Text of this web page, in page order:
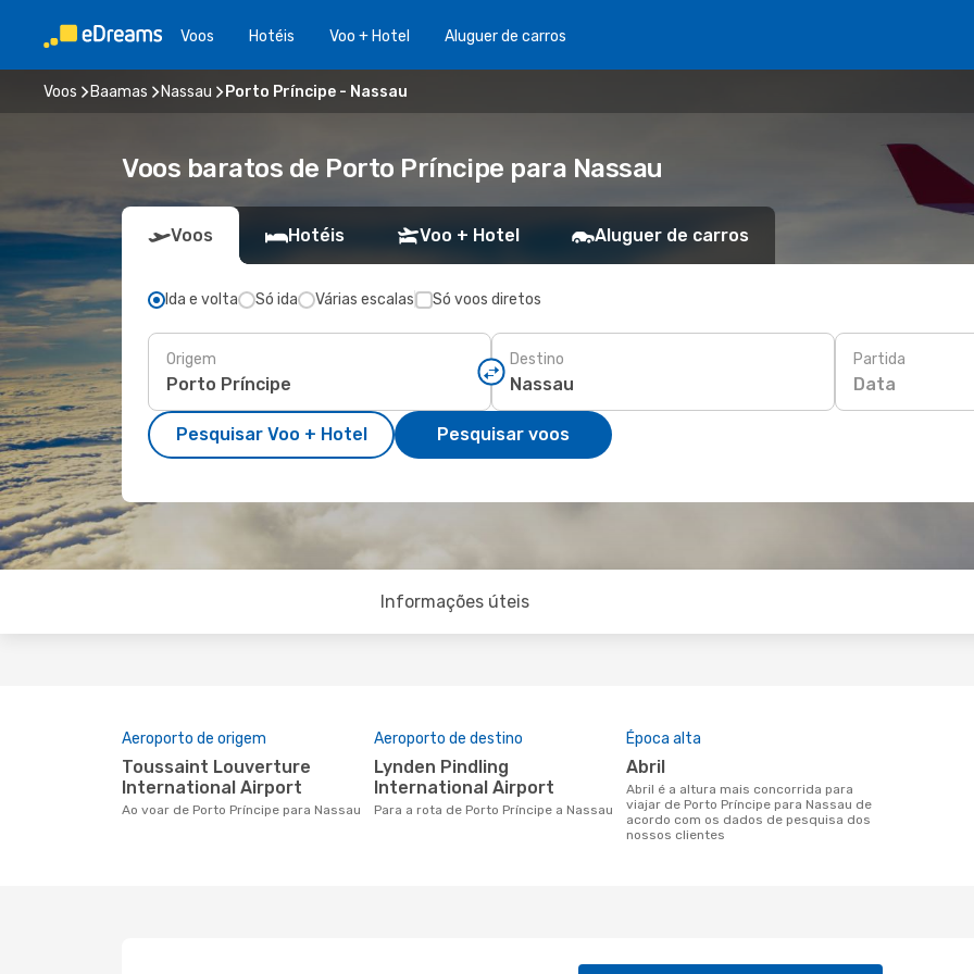
Voos Hotéis Voo + Hotel Aluguer de carros
Voos Baamas Nassau Porto Príncipe - Nassau
Voos baratos de Porto Príncipe para Nassau
Voos Hotéis Voo + Hotel Aluguer de carros
Ida e volta Só ida Várias escalas Só voos diretos
Origem Destino Partida
Data
Pesquisar Voo + Hotel Pesquisar voos
Informações úteis
Aeroporto de origem
Toussaint Louverture
International Airport
Ao voar de Porto Príncipe para Nassau
Aeroporto de destino
Lynden Pindling
International Airport
Para a rota de Porto Príncipe a Nassau
Época alta
abril
abril é a altura mais concorrida para
viajar de Porto Príncipe para Nassau de
acordo com os dados de pesquisa dos
nossos clientes